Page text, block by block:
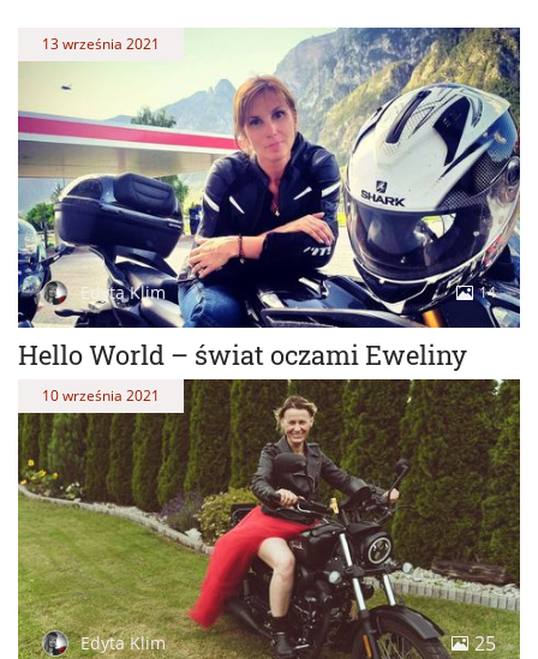
Hello World – świat oczami Eweliny
13 września 2021
Edyta Klim 14
10 września 2021
Edyta Klim 25